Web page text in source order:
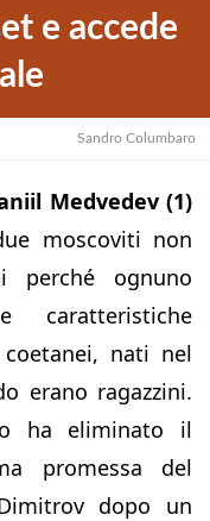
e accede
Sandro Columbaro
Medvedev (1)
moscoviti non
perché ognuno
caratteristiche
nati nel
erano ragazzini.
ha eliminato il
promessa del
dopo un